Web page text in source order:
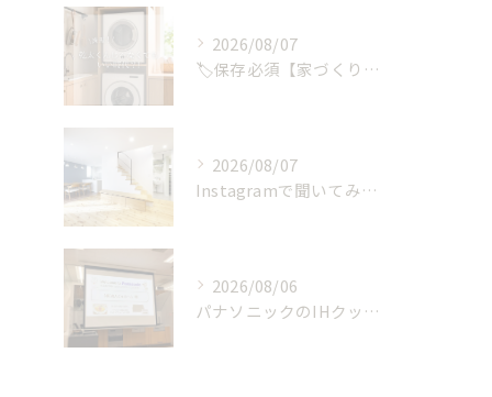
2026/08/07
🏷️保存必須【家づくりの選択肢】が、またひとつ増えました🏡✨
2026/08/07
Instagramで聞いてみました！みんなの夏のお家事情
2026/08/06
パナソニックのIHクッキングヒーターの工場見学に参加しました！【後編】